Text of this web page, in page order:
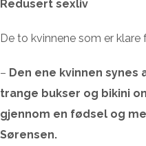
Redusert sexliv
De to kvinnene som er
– Den ene kvinnen
trange bukser og bikini
gjennom en fødsel og
Sørensen.